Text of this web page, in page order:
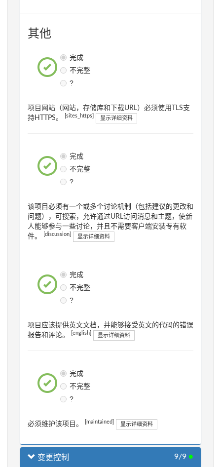
其他
完成
不完整
?
项目网站（网站，存储库和下载URL）必须使用TLS支
持HTTPS。
[sites_https] 显示详细资料
完成
不完整
?
该项目必须有一个或多个讨论机制（包括建议的更改和
问题），可搜索，允许通过URL访问消息和主题，使新
人能够参与一些讨论，并且不需要客户端安装专有软
件。
[discussion] 显示详细资料
完成
不完整
?
项目应该提供英文文档，并能够接受英文的代码的错误
报告和评论。
[english] 显示详细资料
完成
不完整
?
必须维护该项目。 [maintained] 显示详细资料
变更控制 9/9 ●